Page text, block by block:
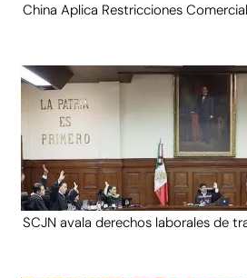
China Aplica Restricciones
SCJN avala derechos laborales de